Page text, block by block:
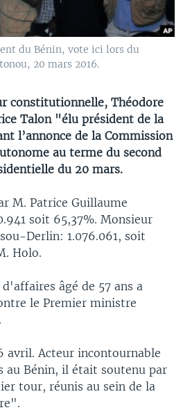
du Bénin, vote ici lors du
20 mars 2016.
constitutionnelle, Théodore
Talon "élu président de la
l’annonce de la Commission
au terme du second
du 20 mars.
M. Patrice Guillaume
soit 65,37%. Monsieur
Derlin: 1.076.061, soit
Holo.
âgé de 57 ans a
le Premier ministre
Acteur incontournable
au Bénin, il était soutenu par
tour, réunis au sein de la